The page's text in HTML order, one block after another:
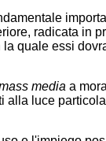
radicata in
quale essi
media a
alla luce